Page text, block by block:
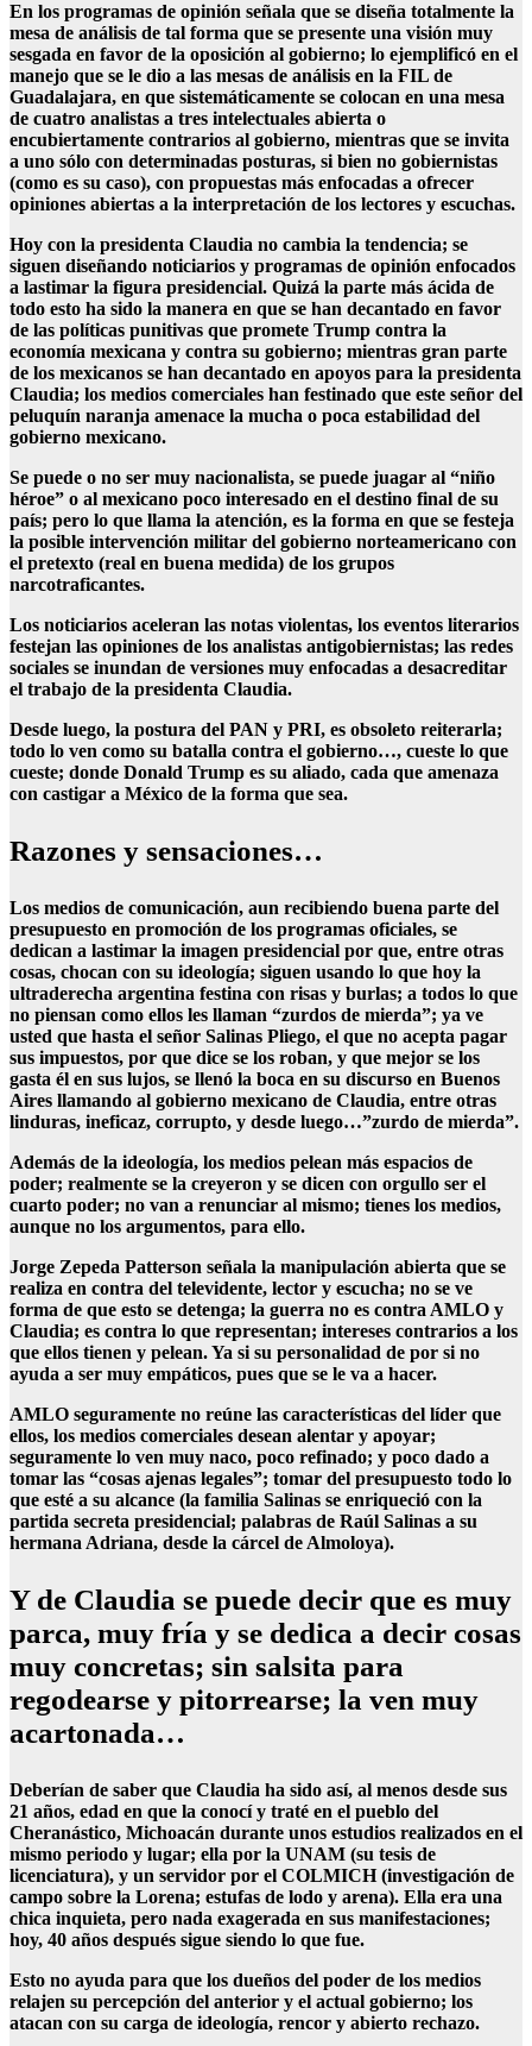
En los programas de opinión señala que se diseña totalmente la
mesa de análisis de tal forma que se presente una visión muy
sesgada en favor de la oposición al gobierno; lo ejemplificó en el
manejo que se le dio a las mesas de análisis en la FIL de
Guadalajara, en que sistemáticamente se colocan en una mesa
de cuatro analistas a tres intelectuales abierta o
encubiertamente contrarios al gobierno, mientras que se invita
a uno sólo con determinadas posturas, si bien no gobiernistas
(como es su caso), con propuestas más enfocadas a ofrecer
opiniones abiertas a la interpretación de los lectores y escuchas.
Hoy con la presidenta Claudia no cambia la tendencia; se
siguen diseñando noticiarios y programas de opinión enfocados
a lastimar la figura presidencial. Quizá la parte más ácida de
todo esto ha sido la manera en que se han decantado en favor
de las políticas punitivas que promete Trump contra la
economía mexicana y contra su gobierno; mientras gran parte
de los mexicanos se han decantado en apoyos para la presidenta
Claudia; los medios comerciales han festinado que este señor del
peluquín naranja amenace la mucha o poca estabilidad del
gobierno mexicano.
Se puede o no ser muy nacionalista, se puede juagar al “niño
héroe” o al mexicano poco interesado en el destino final de su
país; pero lo que llama la atención, es la forma en que se festeja
la posible intervención militar del gobierno norteamericano con
el pretexto (real en buena medida) de los grupos
narcotraficantes.
Los noticiarios aceleran las notas violentas, los eventos literarios
festejan las opiniones de los analistas antigobiernistas; las redes
sociales se inundan de versiones muy enfocadas a desacreditar
el trabajo de la presidenta Claudia.
Desde luego, la postura del PAN y PRI, es obsoleto reiterarla;
todo lo ven como su batalla contra el gobierno…, cueste lo que
cueste; donde Donald Trump es su aliado, cada que amenaza
con castigar a México de la forma que sea.
Razones y sensaciones…
Los medios de comunicación, aun recibiendo buena parte del
presupuesto en promoción de los programas oficiales, se
dedican a lastimar la imagen presidencial por que, entre otras
cosas, chocan con su ideología; siguen usando lo que hoy la
ultraderecha argentina festina con risas y burlas; a todos lo que
no piensan como ellos les llaman “zurdos de mierda”; ya ve
usted que hasta el señor Salinas Pliego, el que no acepta pagar
sus impuestos, por que dice se los roban, y que mejor se los
gasta él en sus lujos, se llenó la boca en su discurso en Buenos
Aires llamando al gobierno mexicano de Claudia, entre otras
linduras, ineficaz, corrupto, y desde luego…”zurdo de mierda”.
Además de la ideología, los medios pelean más espacios de
poder; realmente se la creyeron y se dicen con orgullo ser el
cuarto poder; no van a renunciar al mismo; tienes los medios,
aunque no los argumentos, para ello.
Jorge Zepeda Patterson señala la manipulación abierta que se
realiza en contra del televidente, lector y escucha; no se ve
forma de que esto se detenga; la guerra no es contra AMLO y
Claudia; es contra lo que representan; intereses contrarios a los
que ellos tienen y pelean. Ya si su personalidad de por si no
ayuda a ser muy empáticos, pues que se le va a hacer.
AMLO seguramente no reúne las características del líder que
ellos, los medios comerciales desean alentar y apoyar;
seguramente lo ven muy naco, poco refinado; y poco dado a
tomar las “cosas ajenas legales”; tomar del presupuesto todo lo
que esté a su alcance (la familia Salinas se enriqueció con la
partida secreta presidencial; palabras de Raúl Salinas a su
hermana Adriana, desde la cárcel de Almoloya).
Y de Claudia se puede decir que es muy
parca, muy fría y se dedica a decir cosas
muy concretas; sin salsita para
regodearse y pitorrearse; la ven muy
acartonada…
Deberían de saber que Claudia ha sido así, al menos desde sus
21 años, edad en que la conocí y traté en el pueblo del
Cheranástico, Michoacán durante unos estudios realizados en el
mismo periodo y lugar; ella por la UNAM (su tesis de
licenciatura), y un servidor por el COLMICH (investigación de
campo sobre la Lorena; estufas de lodo y arena). Ella era una
chica inquieta, pero nada exagerada en sus manifestaciones;
hoy, 40 años después sigue siendo lo que fue.
Esto no ayuda para que los dueños del poder de los medios
relajen su percepción del anterior y el actual gobierno; los
atacan con su carga de ideología, rencor y abierto rechazo.